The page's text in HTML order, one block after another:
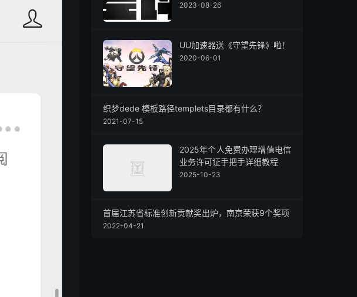
2023-08-26
UU加速器送《守望先锋》啦！
2020-06-01
织梦dede 模板路径templets目录都有什么？
2021-07-15
2025年个人免费办理增值电信
业务许可证手把手详细教程
2025-10-23
首届江苏省标准创新贡献奖出炉，南京荣获9个奖项
2022-04-21